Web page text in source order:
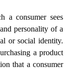
a consumer sees
personality of a
or social identity.
a product
that a consumer